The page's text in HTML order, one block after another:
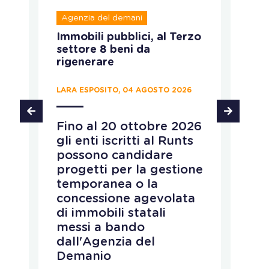
Agenzia del demani
Immobili pubblici, al Terzo
settore 8 beni da
rigenerare
LARA ESPOSITO, 04 AGOSTO 2026
Fino al 20 ottobre 2026
gli enti iscritti al Runts
possono candidare
progetti per la gestione
temporanea o la
concessione agevolata
di immobili statali
messi a bando
dall'Agenzia del
Demanio